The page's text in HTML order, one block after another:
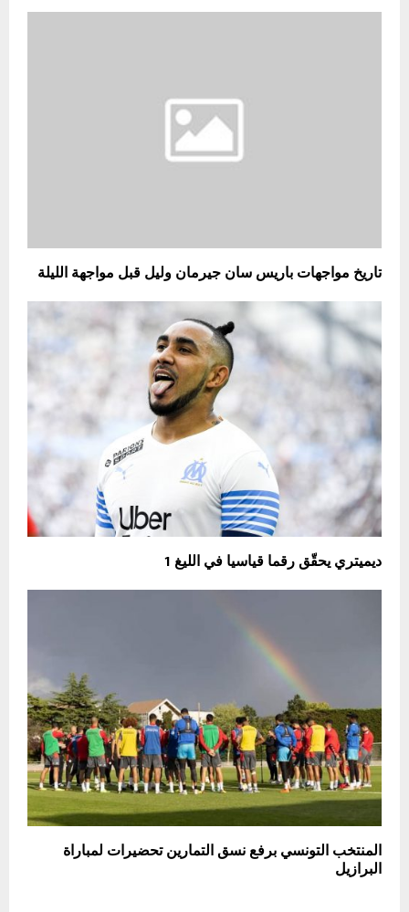
تاريخ مواجهات باريس سان جيرمان وليل قبل مواجهة الليلة
ديميتري يحقّق رقما قياسيا في الليغ 1
المنتخب التونسي برفع نسق التمارين تحضيرات لمباراة
البرازيل